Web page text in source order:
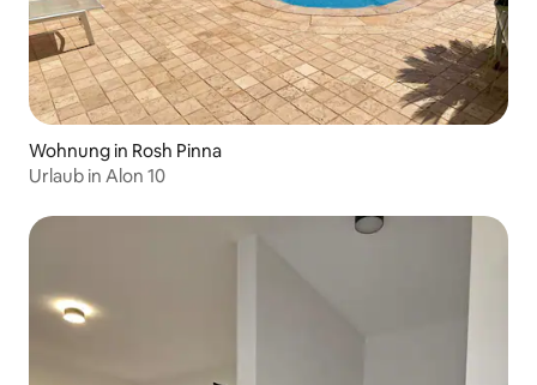
Wohnung in Rosh Pinna
Urlaub in Alon 10